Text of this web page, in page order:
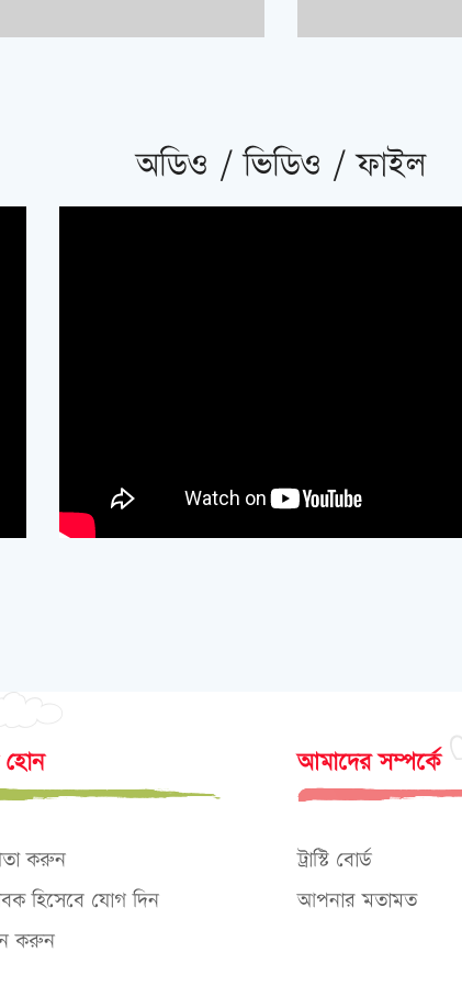
অডিও / ভিডিও / ফাইল
হোন
করুন
হিসেবে যোগ দিন
করুন
আমাদের সম্পর্কে
ট্রাস্টি বোর্ড
আপনার মতামত